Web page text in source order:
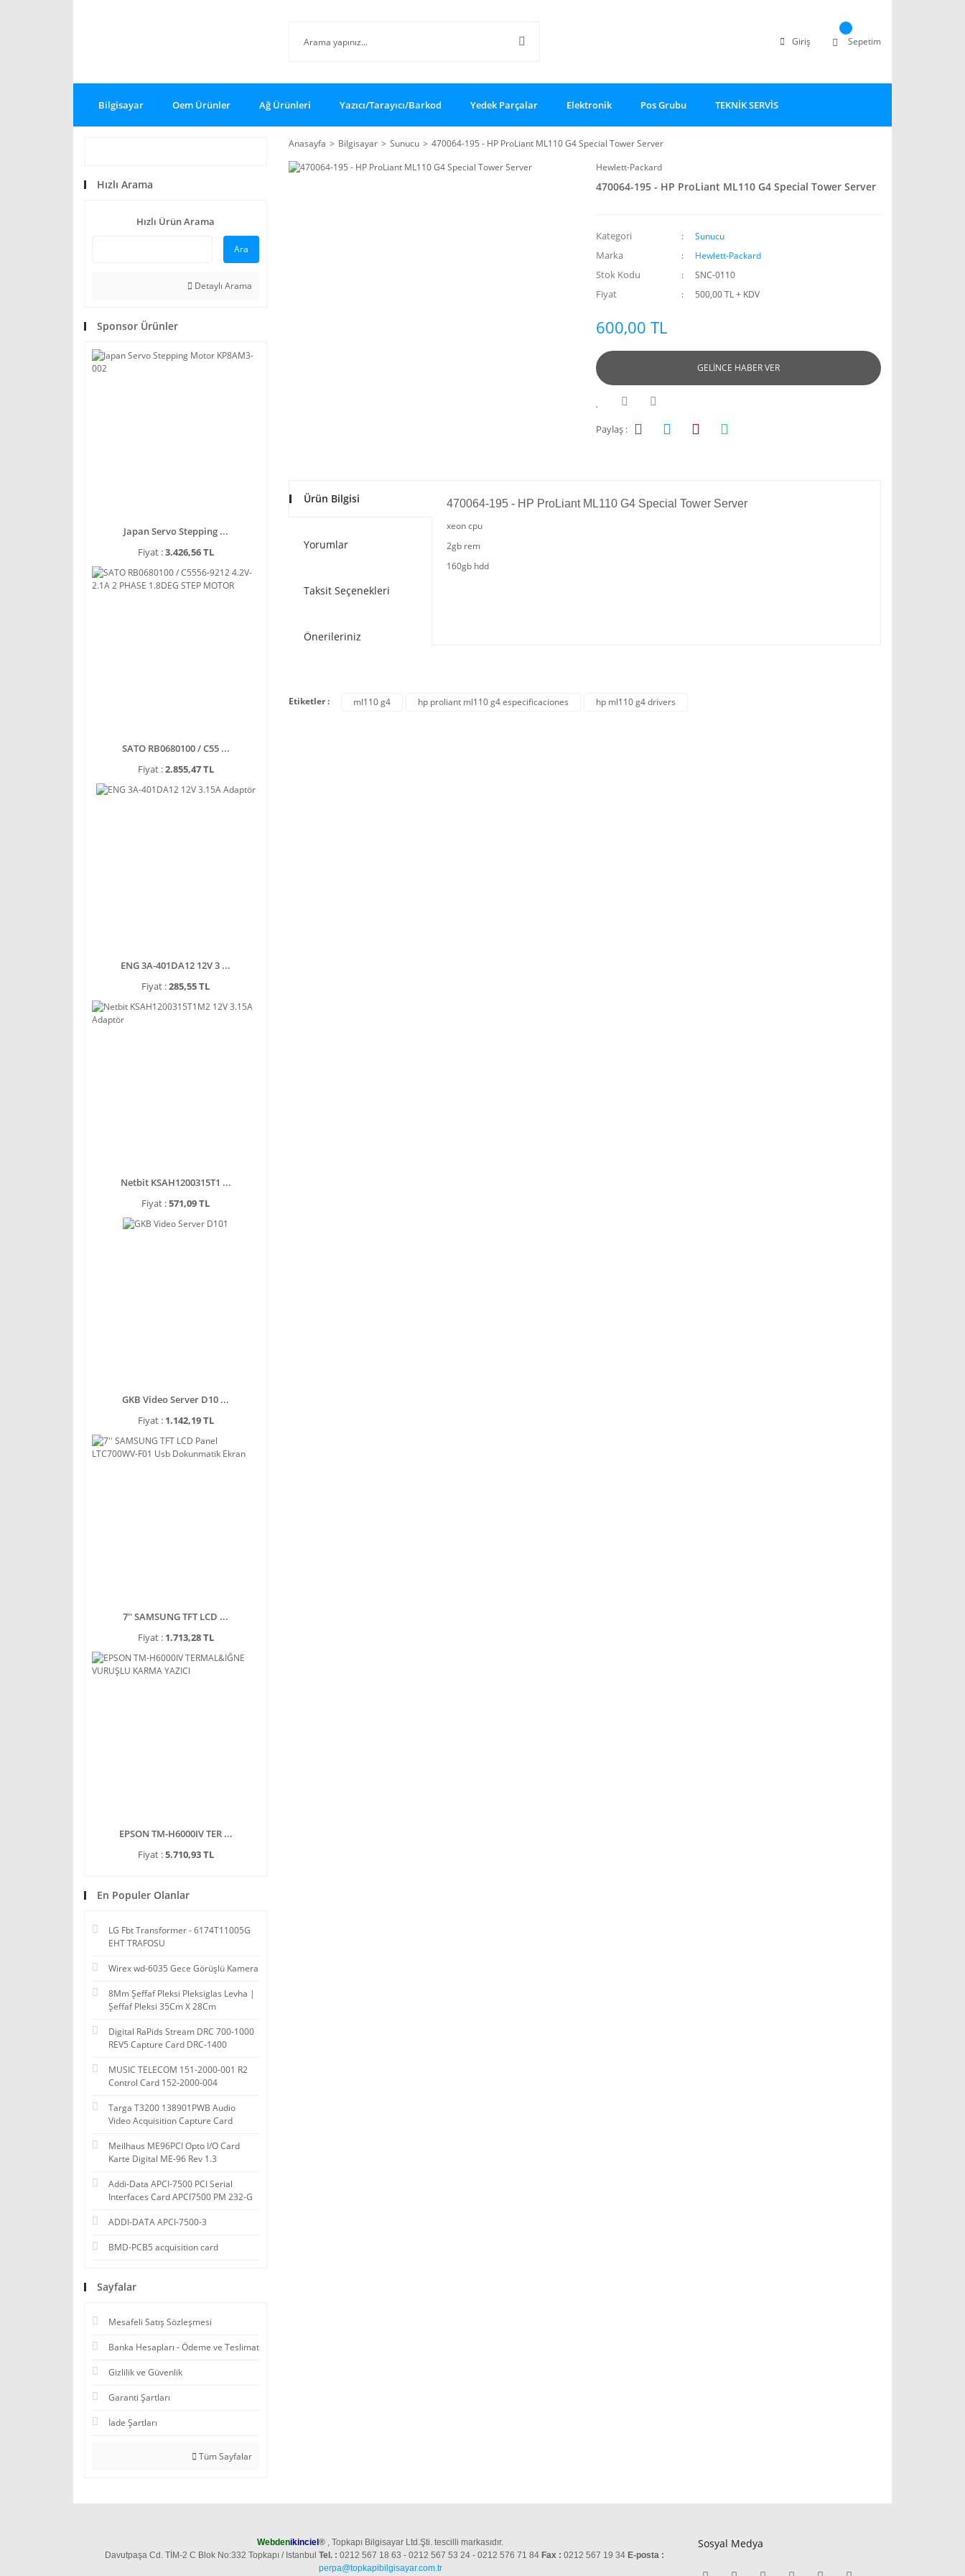
Giriş Sepetim
Bilgisayar Oem Ürünler Ağ Ürünleri Yazıcı/Tarayıcı/Barkod Yedek Parçalar Elektronik Pos Grubu TEKNİK SERVİS
Hızlı Arama
Hızlı Ürün Arama
Ara
Detaylı Arama
Sponsor Ürünler
Japan Servo Stepping ...
Fiyat :3.426,56 TL
SATO RB0680100 / C55 ...
Fiyat :2.855,47 TL
ENG 3A-401DA12 12V 3 ...
Fiyat :285,55 TL
Netbit KSAH1200315T1 ...
Fiyat :571,09 TL
GKB Video Server D10 ...
Fiyat : 1.142,19 TL
7'' SAMSUNG TFT LCD ...
Fiyat : 1.713,28 TL
EPSON TM-H6000IV TER ...
Fiyat :5.710,93 TL
En Populer Olanlar
LG Fbt Transformer - 6174T11005G
EHT TRAFOSU
Wirex wd-6035 Gece Görüşlü Kamera
8Mm Şeffaf Pleksi Pleksiglas Levha |
Şeffaf Pleksi 35Cm X 28Cm
Digital RaPids Stream DRC 700-1000
REV5 Capture Card DRC-1400
MUSIC TELECOM 151-2000-001 R2
Control Card 152-2000-004
Targa T3200 138901PWB Audio
Video Acquisition Capture Card
Meilhaus ME96PCI Opto I/O Card
Karte Digital ME-96 Rev 1.3
Addi-Data APCI-7500 PCI Serial
Interfaces Card APCI7500 PM 232-G
ADDI-DATA APCI-7500-3
BMD-PCB5 acquisition card
Sayfalar
Mesafeli Satış Sözleşmesi
Banka Hesapları - Ödeme ve Teslimat
Gizlilik ve Güvenlik
Garanti Şartları
İade Şartları
Tüm Sayfalar
Anasayfa Bilgisayar Sunucu
470064-195 - HP ProLiant ML110 G4 Special Tower Server
Hewlett-Packard
470064-195 - HP ProLiant ML110 G4 Special Tower Server
Kategori Sunucu
Marka Hewlett-Packard
Stok Kodu SNC-0110
Fiyat 500,00 TL + KDV
600,00 TL
GELİNCE HABER VER
Paylaş :
Ürün Bilgisi
Yorumlar
Taksit Seçenekleri
Önerileriniz
470064-195 - HP ProLiant ML110 G4 Special Tower Server
xeon cpu
2gb rem
160gb hdd
Etiketler : ml110 g4 hp proliant ml110 g4 especificaciones hp ml110 g4 drivers
Webdenikinciel ® , Topkapı Bilgisayar Ltd.Şti. tescilli markasıdır.
Davutpaşa Cd. TİM-2 C Blok No:332 Topkapı / Istanbul Tel. : 0212 567 18 63 - 0212 567 53 24 - 0212 576 71 84 Fax : 0212 567 19 34 E-posta :
perpa@topkapibilgisayar.com.tr
Sosyal Medya